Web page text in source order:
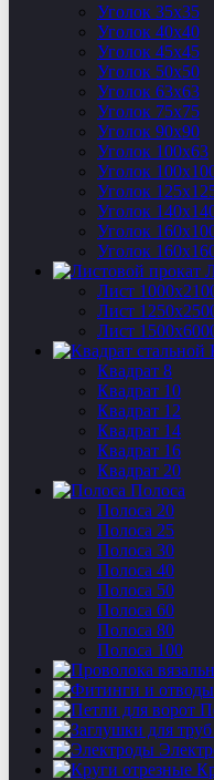
Уголок 35х35
Уголок 40х40
Уголок 45х45
Уголок 50х50
Уголок 63х63
Уголок 75х75
Уголок 90х90
Уголок 100х63
Уголок
Уголок
Уголок
Уголок
Уголок
Лист
Лист
Лист
Квадрат 8
Квадрат 10
Квадрат 12
Квадрат 14
Квадрат 16
Квадрат 20
Полоса
Полоса 20
Полоса 25
Полоса 30
Полоса 40
Полоса 50
Полоса 60
Полоса 80
Полоса 100